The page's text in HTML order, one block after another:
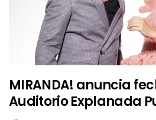
MIRANDA! anuncia
Auditorio Explanada